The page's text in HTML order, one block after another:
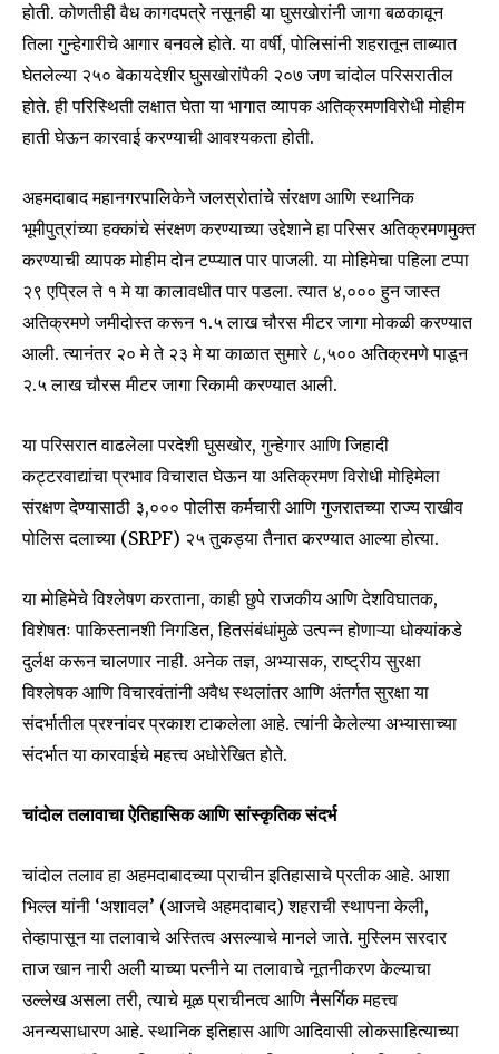
होती. कोणतीही वैध कागदपत्रे नसूनही या घुसखोरांनी जागा बळकावून
तिला गुन्हेगारीचे आगार बनवले होते. या वर्षी, पोलिसांनी शहरातून ताब्यात
घेतलेल्या २५० बेकायदेशीर घुसखोरांपैकी २०७ जण चांदोल परिसरातील
होते. ही परिस्थिती लक्षात घेता या भागात व्यापक अतिक्रमणविरोधी मोहीम
हाती घेऊन कारवाई करण्याची आवश्यकता होती.
अहमदाबाद महानगरपालिकेने जलस्रोतांचे संरक्षण आणि स्थानिक
भूमीपुत्रांच्या हक्कांचे संरक्षण करण्याच्या उद्देशाने हा परिसर अतिक्रमणमुक्त
करण्याची व्यापक मोहीम दोन टप्प्यात पार पाजली. या मोहिमेचा पहिला टप्पा
२९ एप्रिल ते १ मे या कालावधीत पार पडला. त्यात ४,००० हुन जास्त
अतिक्रमणे जमीदोस्त करून १.५ लाख चौरस मीटर जागा मोकळी करण्यात
आली. त्यानंतर २० मे ते २३ मे या काळात सुमारे ८,५०० अतिक्रमणे पाडून
२.५ लाख चौरस मीटर जागा रिकामी करण्यात आली.
या परिसरात वाढलेला परदेशी घुसखोर, गुन्हेगार आणि जिहादी
कट्टरवाद्यांचा प्रभाव विचारात घेऊन या अतिक्रमण विरोधी मोहिमेला
संरक्षण देण्यासाठी ३,००० पोलीस कर्मचारी आणि गुजरातच्या राज्य राखीव
पोलिस दलाच्या (SRPF) २५ तुकड्या तैनात करण्यात आल्या होत्या.
या मोहिमेचे विश्लेषण करताना, काही छुपे राजकीय आणि देशविघातक,
विशेषतः पाकिस्तानशी निगडित, हितसंबंधांमुळे उत्पन्न होणाऱ्या धोक्यांकडे
दुर्लक्ष करून चालणार नाही. अनेक तज्ञ, अभ्यासक, राष्ट्रीय सुरक्षा
विश्लेषक आणि विचारवंतांनी अवैध स्थलांतर आणि अंतर्गत सुरक्षा या
संदर्भातील प्रश्नांवर प्रकाश टाकलेला आहे. त्यांनी केलेल्या अभ्यासाच्या
संदर्भात या कारवाईचे महत्त्व अधोरेखित होते.
चांदोल तलावाचा ऐतिहासिक आणि सांस्कृतिक संदर्भ
चांदोल तलाव हा अहमदाबादच्या प्राचीन इतिहासाचे प्रतीक आहे. आशा
भिल्ल यांनी ‘अशावल’ (आजचे अहमदाबाद) शहराची स्थापना केली,
तेव्हापासून या तलावाचे अस्तित्व असल्याचे मानले जाते. मुस्लिम सरदार
ताज खान नारी अली याच्या पत्नीने या तलावाचे नूतनीकरण केल्याचा
उल्लेख असला तरी, त्याचे मूळ प्राचीनत्व आणि नैसर्गिक महत्त्व
अनन्यसाधारण आहे. स्थानिक इतिहास आणि आदिवासी लोकसाहित्याच्या